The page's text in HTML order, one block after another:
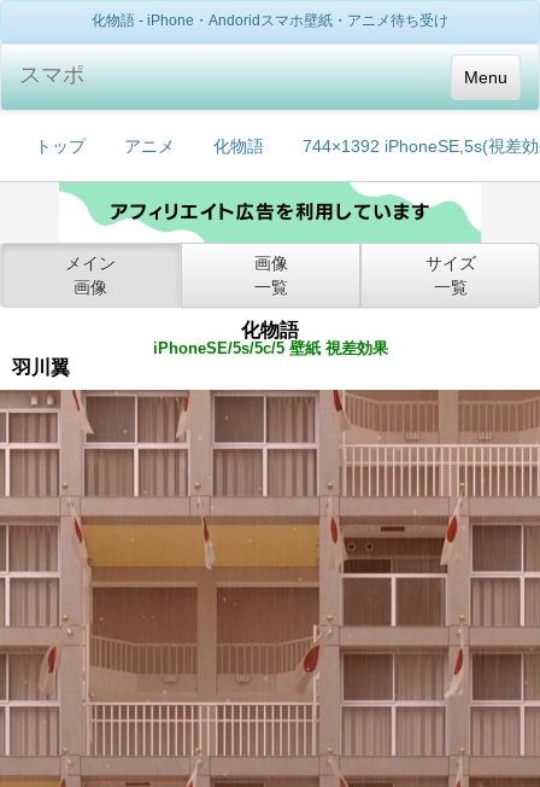
化物語 - iPhone・Andoridスマホ壁紙・アニメ待ち受け
Menu
スマポ
トップ アニメ 化物語 744×1392 iPhoneSE,5s(視差
メイン
画像
画像
一覧
サイズ
一覧
化物語
iPhoneSE/5s/5c/5 壁紙 視差効果
羽川翼